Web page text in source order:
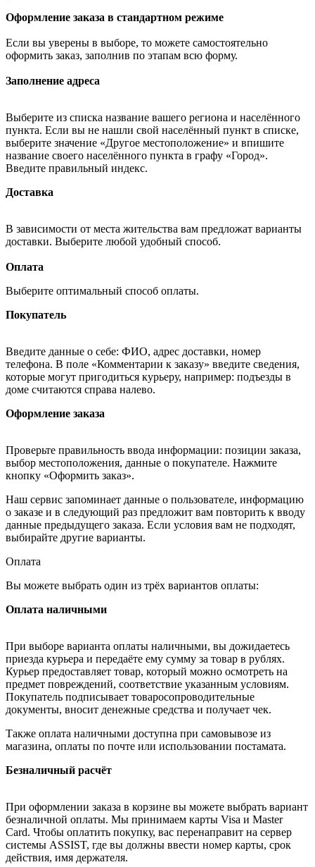
Оформление заказа в стандартном режиме
Если вы уверены в выборе, то можете самостоятельно
оформить заказ, заполнив по этапам всю форму.
Заполнение адреса
Выберите из списка название вашего региона и населённого
пункта. Если вы не нашли свой населённый пункт в списке,
выберите значение «Другое местоположение» и впишите
название своего населённого пункта в графу «Город».
Введите правильный индекс.
Доставка
В зависимости от места жительства вам предложат варианты
доставки. Выберите любой удобный способ.
Оплата
Выберите оптимальный способ оплаты.
Покупатель
Введите данные о себе: ФИО, адрес доставки, номер
телефона. В поле «Комментарии к заказу» введите сведения,
которые могут пригодиться курьеру, например: подъезды в
доме считаются справа налево.
Оформление заказа
Проверьте правильность ввода информации: позиции заказа,
выбор местоположения, данные о покупателе. Нажмите
кнопку «Оформить заказ».
Наш сервис запоминает данные о пользователе, информацию
о заказе и в следующий раз предложит вам повторить к вводу
данные предыдущего заказа. Если условия вам не подходят,
выбирайте другие варианты.
Оплата
Вы можете выбрать один из трёх вариантов оплаты:
Оплата наличными
При выборе варианта оплаты наличными, вы дожидаетесь
приезда курьера и передаёте ему сумму за товар в рублях.
Курьер предоставляет товар, который можно осмотреть на
предмет повреждений, соответствие указанным условиям.
Покупатель подписывает товаросопроводительные
документы, вносит денежные средства и получает чек.
Также оплата наличными доступна при самовывозе из
магазина, оплаты по почте или использовании постамата.
Безналичный расчёт
При оформлении заказа в корзине вы можете выбрать вариант
безналичной оплаты. Мы принимаем карты Visa и Master
Card. Чтобы оплатить покупку, вас перенаправит на сервер
системы ASSIST, где вы должны ввести номер карты, срок
действия, имя держателя.